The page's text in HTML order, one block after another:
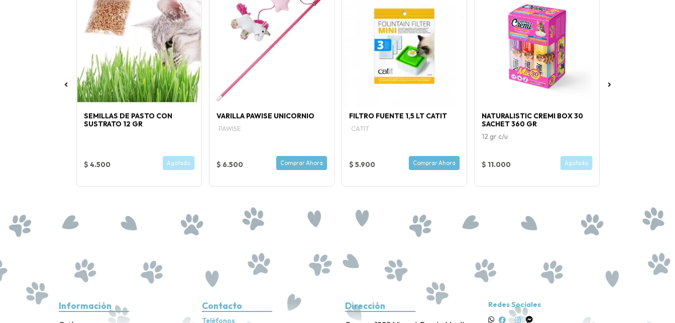
SEMILLAS DE PASTO CON
SUSTRATO 12 GR
$ 4.500 Agotado
VARILLA PAWISE UNICORNIO
PAWISE
$ 6.500 Comprar Ahora
FILTRO FUENTE 1,5 LT CATIT
CATIT
$ 5.900 Comprar Ahora
NATURALISTIC CREMI BOX 30
SACHET 360 GR
12 gr c/u
$ 11.000 Agotado
Información Contacto
Teléfonos
Dirección Redes Sociales